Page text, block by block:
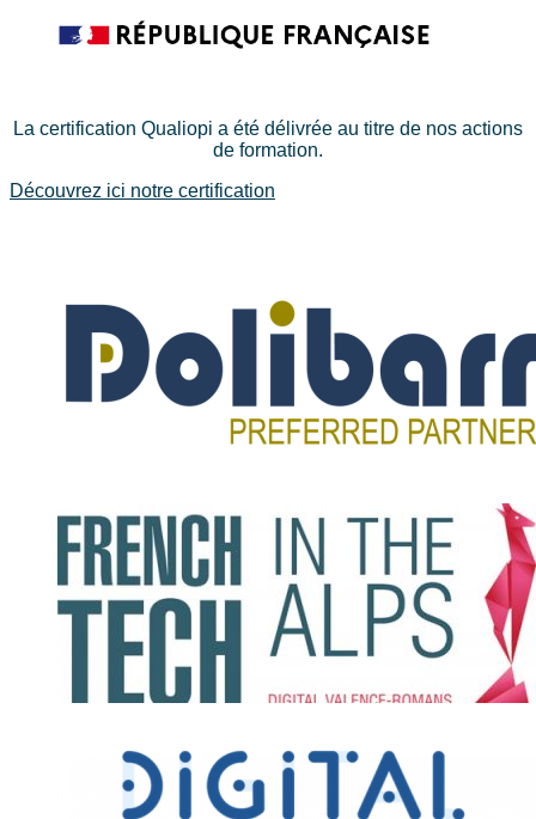
La certification Qualiopi a été délivrée au titre de nos actions
de formation.
Découvrez ici notre certification